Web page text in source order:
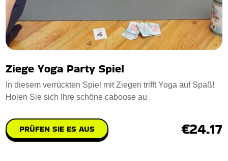
Ziege Yoga Party Spiel
In diesem verrückten Spiel mit Ziegen trifft Yoga auf Spaß!
Holen Sie sich Ihre schöne caboose au
PRÜFEN SIE ES AUS €24.17